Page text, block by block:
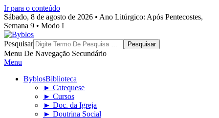
Ir para o conteúdo
Sábado, 8 de agosto de 2026 • Ano Litúrgico: Após Pentecostes,
Semana 9 • Modo I
Byblos
Pesquisar
Menu De Navegação Secundário
Menu
ByblosBiblioteca
► Catequese
► Cursos
► Doc. da Igreja
► Doutrina Social